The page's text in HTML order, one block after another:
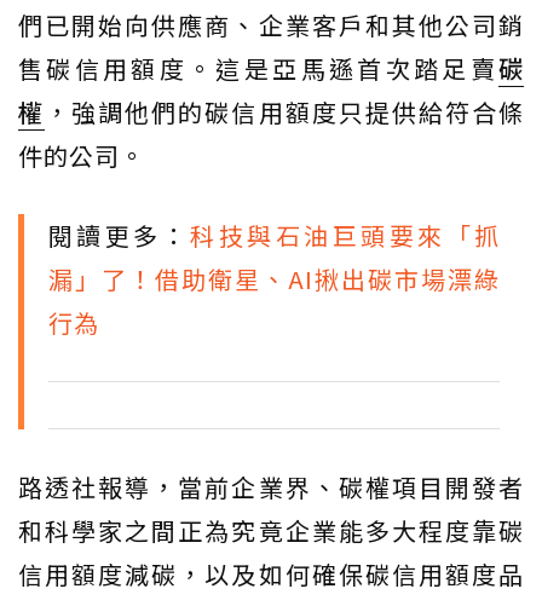
們已開始向供應商、企業客戶和其他公司銷
售碳信用額度。這是亞馬遜首次踏足賣碳
權 ，強調他們的碳信用額度只提供給符合條
件的公司。
閱讀更多：科技與石油巨頭要來「抓
漏」了！借助衛星、AI揪出碳市場漂綠
行為
路透社報導，當前企業界、碳權項目開發者
和科學家之間正為究竟企業能多大程度靠碳
信用額度減碳，以及如何確保碳信用額度品